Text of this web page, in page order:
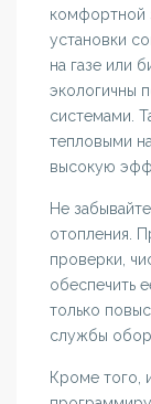
комфортной
установки
на газе или
экологичны
системами.
тепловыми
высокую
Не
отопления.
проверки,
обеспечить
только
службы
Кроме того,